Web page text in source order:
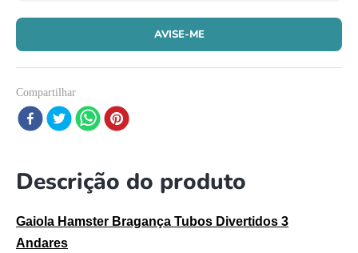
Compartilhar
Descrição do produto
Gaiola Hamster Bragança Tubos Divertidos 3
Andares